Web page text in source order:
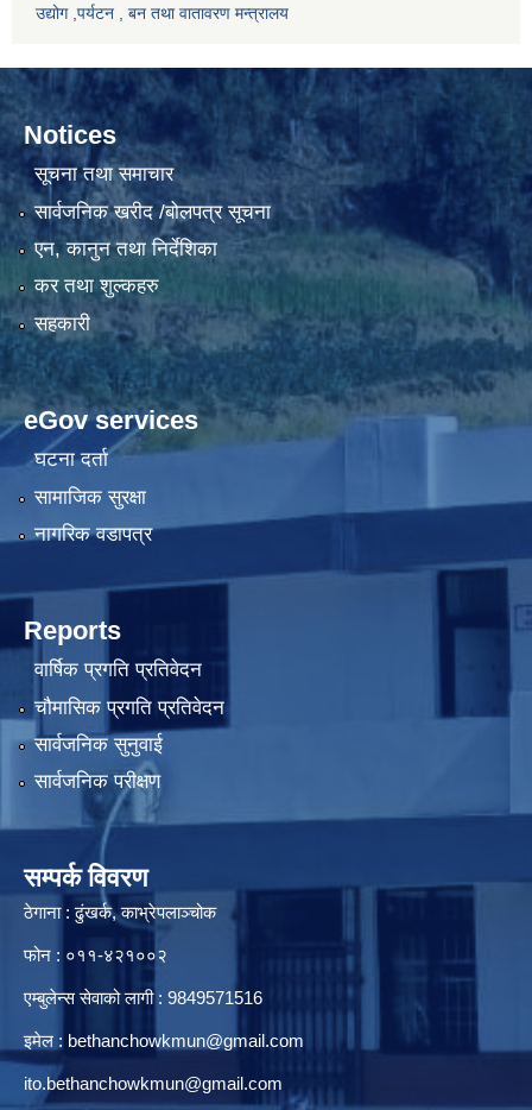
उद्योग ,पर्यटन , बन तथा वातावरण मन्त्रालय
Notices
सूचना तथा समाचार
सार्वजनिक खरीद /बोलपत्र सूचना
एन, कानुन तथा निर्देशिका
कर तथा शुल्कहरु
सहकारी
eGov services
घटना दर्ता
सामाजिक सुरक्षा
नागरिक वडापत्र
Reports
वार्षिक प्रगति प्रतिवेदन
चौमासिक प्रगति प्रतिवेदन
सार्वजनिक सुनुवाई
सार्वजनिक परीक्षण
सम्पर्क विवरण
ठेगाना : ढुंखर्क, काभ्रेपलाञ्चोक
फोन : ०११-४२१००२
एम्बुलेन्स सेवाको लागी : 9849571516
इमेल : bethanchowkmun@gmail.com
ito.bethanchowkmun@gmail.com